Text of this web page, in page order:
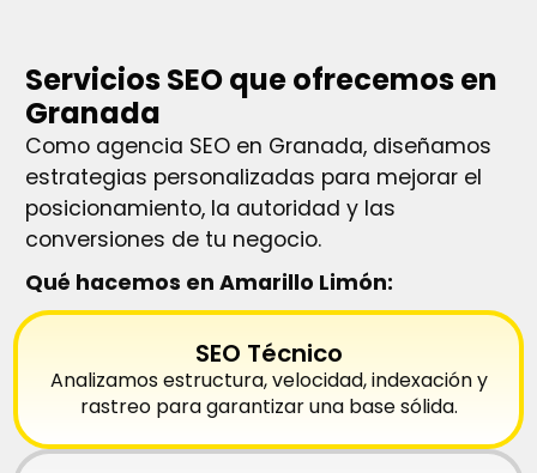
Servicios SEO que ofrecemos en
Granada
Como agencia SEO en Granada, diseñamos
estrategias personalizadas para mejorar el
posicionamiento, la autoridad y las
conversiones de tu negocio.
Qué hacemos en Amarillo Limón:
SEO Técnico
Analizamos estructura, velocidad, indexación y
rastreo para garantizar una base sólida.